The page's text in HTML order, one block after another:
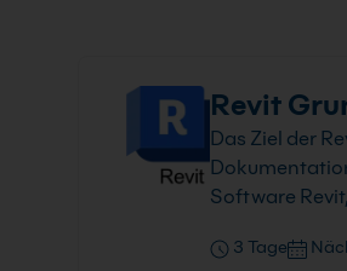
Revit
Das Ziel der
Software
3 Tage